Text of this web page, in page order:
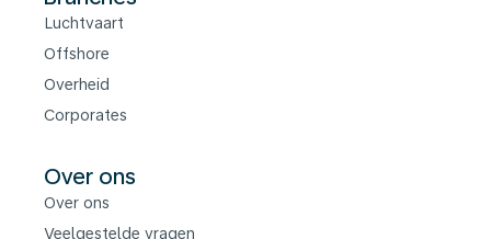
Luchtvaart
Offshore
Overheid
Corporates
Over ons
Over ons
Veelgestelde vragen